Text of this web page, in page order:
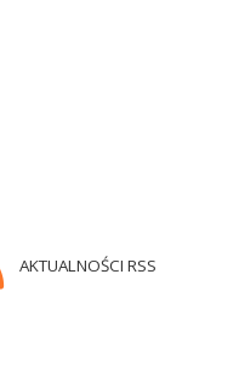
AKTUALNOŚCI RSS